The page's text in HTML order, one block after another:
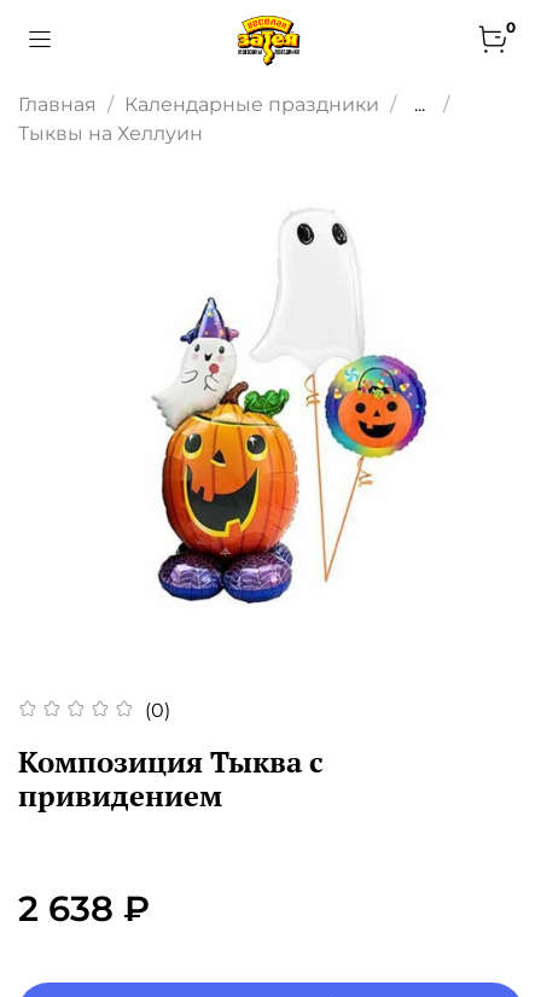
0
Главная Календарные праздники
...
Тыквы на Хеллуин
(0)
Композиция Тыква с
привидением
2 638 ₽